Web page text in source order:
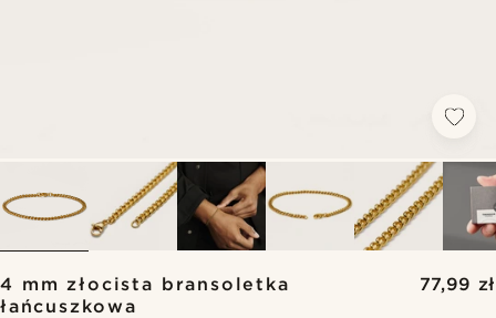
4 mm złocista bransoletka
łańcuszkowa
77,99 zł